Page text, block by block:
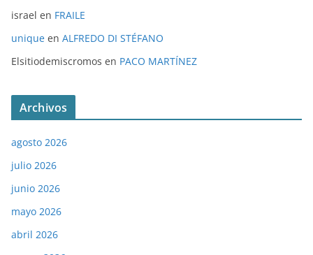
israel en FRAILE
unique en ALFREDO DI STÉFANO
Elsitiodemiscromos en PACO MARTÍNEZ
Archivos
agosto 2026
julio 2026
junio 2026
mayo 2026
abril 2026